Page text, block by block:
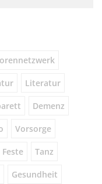
Literatur
Demenz
Vorsorge
Feste Tanz
Gesundheit